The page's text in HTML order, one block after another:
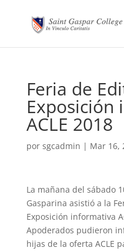
Feria de
Exposición
ACLE 2018
por sgcadmin | Mar 16,
La mañana del sábado
Gasparina asistió a la
Exposición informativa
Apoderados pudieron
hijas de la oferta ACLE